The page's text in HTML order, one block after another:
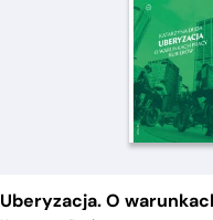
Uberyzacja. O